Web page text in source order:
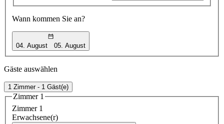
Wann kommen Sie an?
04. August 05. August
Gäste auswählen
1 Zimmer - 1 Gäst(e)
Zimmer 1
Zimmer 1
Erwachsene(r)